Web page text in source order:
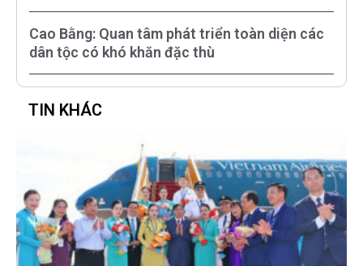
Cao Bằng: Quan tâm phát triển toàn diện các
dân tộc có khó khăn đặc thù
TIN KHÁC